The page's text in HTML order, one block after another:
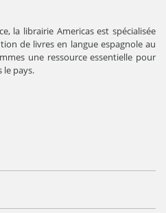
la librairie Americas est spécialisée
de livres en langue espagnole au
une ressource essentielle pour
le pays.